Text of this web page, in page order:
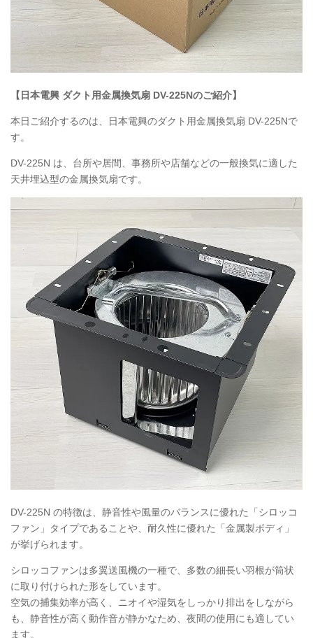
【日本電興 ダクト用金属換気扇 DV-225Nのご紹介】
本日ご紹介するのは、日本電興のダクト用金属換気扇 DV-225Nで
す。
DV-225N は、台所や居間、事務所や店舗などの一般換気に適した
天井埋込型の金属換気扇です。
DV-225N の特徴は、静音性や風量のバランスに優れた「シロッコ
ファン」タイプであることや、耐久性に優れた「金属製ボディ」
が挙げられます。
シロッコファンは多翼送風機の一種で、多数の細長い羽根が筒状
に取り付けられた形をしています。
空気の捕集効率が高く、ニオイや湿気をしっかり排出をしながら
も、静音性が高く動作音が静かなため、夜間の使用にも適してい
ます。